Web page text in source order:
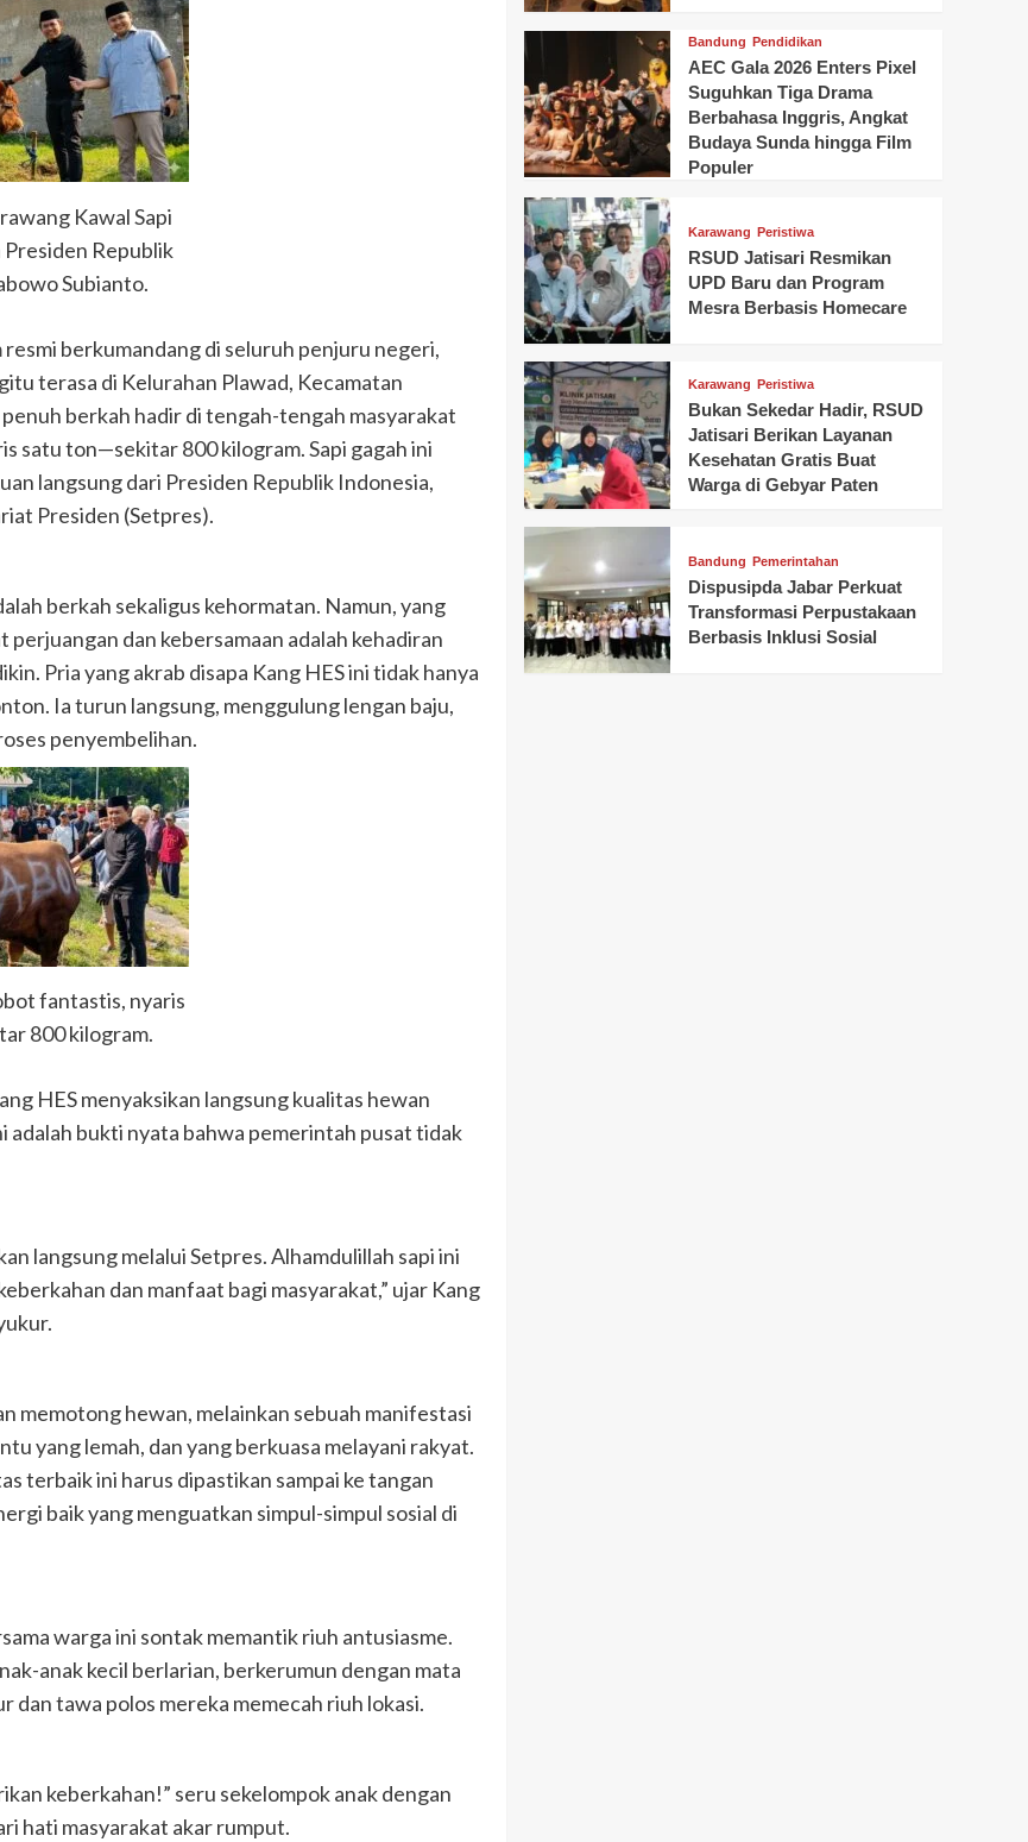
Kawal Sapi
Republik
Subianto.
berkumandang di seluruh penjuru negeri,
terasa di Kelurahan Plawad, Kecamatan
berkah hadir di tengah-tengah masyarakat
satu ton—sekitar 800 kilogram. Sapi gagah ini
langsung dari Presiden Republik Indonesia,
Presiden (Setpres).
berkah sekaligus kehormatan. Namun, yang
dan kebersamaan adalah kehadiran
Pria yang akrab disapa Kang HES ini tidak hanya
Ia turun langsung, menggulung lengan baju,
penyembelihan.
fantastis, nyaris
800 kilogram.
HES menyaksikan langsung kualitas hewan
adalah bukti nyata bahwa pemerintah pusat tidak
langsung melalui Setpres. Alhamdulillah sapi ini
dan manfaat bagi masyarakat,” ujar Kang
memotong hewan, melainkan sebuah manifestasi
yang lemah, dan yang berkuasa melayani rakyat.
terbaik ini harus dipastikan sampai ke tangan
baik yang menguatkan simpul-simpul sosial di
warga ini sontak memantik riuh antusiasme.
anak kecil berlarian, berkerumun dengan mata
tawa polos mereka memecah riuh lokasi.
keberkahan!” seru sekelompok anak dengan
hati masyarakat akar rumput.
Bandung Pendidikan
AEC Gala 2026 Enters Pixel
Suguhkan Tiga Drama
Berbahasa Inggris, Angkat
Budaya Sunda hingga Film
Populer
Karawang Peristiwa
RSUD Jatisari Resmikan
UPD Baru dan Program
Mesra Berbasis Homecare
Karawang Peristiwa
Bukan Sekedar Hadir, RSUD
Jatisari Berikan Layanan
Kesehatan Gratis Buat
Warga di Gebyar Paten
Bandung Pemerintahan
Dispusipda Jabar Perkuat
Transformasi Perpustakaan
Berbasis Inklusi Sosial